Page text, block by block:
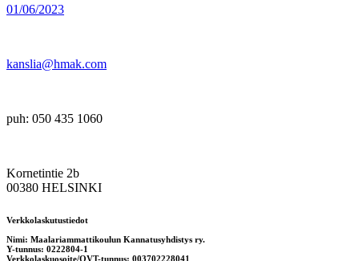
01/06/2023
kanslia@hmak.com
puh: 050 435 1060
Kornetintie 2b
00380 HELSINKI
Verkkolaskutustiedot
Nimi: Maalariammattikoulun Kannatusyhdistys ry.
Y-tunnus: 0222804-1
Verkkolaskuosoite/OVT-tunnus: 003702228041